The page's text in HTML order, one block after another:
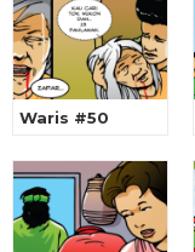
Waris #50